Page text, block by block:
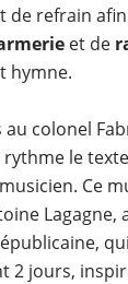
de refrain
et de
hymne.
colonel
le
Ce
Lagagne,
2 jours,